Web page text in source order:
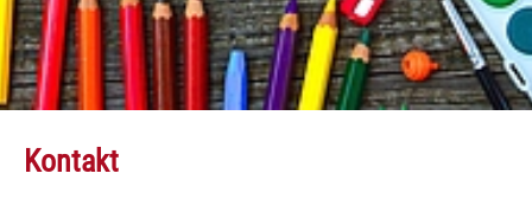
Kontakt